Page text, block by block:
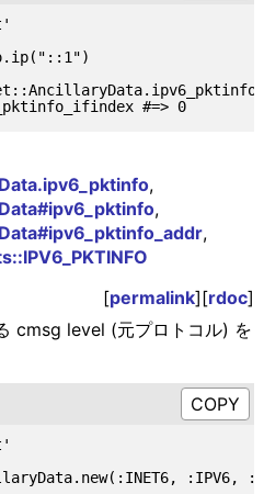
p ancdata.ipv6_pktinfo_ifindex #=> 0
,
,
,
[permalink][rdoc]
cmsg level (元プロトコル) を
:IPV6,